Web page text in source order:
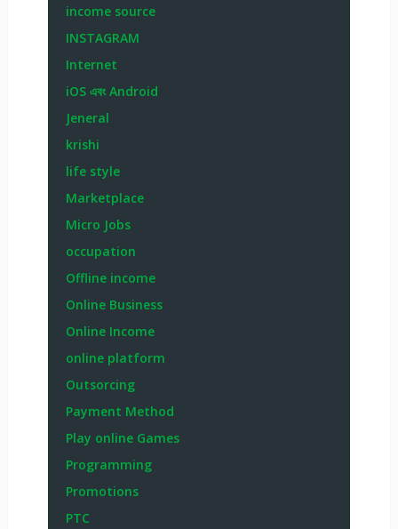
income source
INSTAGRAM
Internet
iOS এবং Android
Jeneral
krishi
life style
Marketplace
Micro Jobs
occupation
Offline income
Online Business
Online Income
online platform
Outsorcing
Payment Method
Play online Games
Programming
Promotions
PTC